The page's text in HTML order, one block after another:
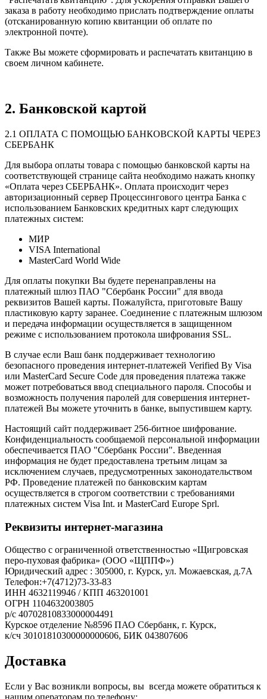
заказа в работу необходимо прислать подтверждение оплаты
(отсканированную копию квитанции об оплате по
электронной почте).
Также Вы можете сформировать и распечатать квитанцию в
своем личном кабинете.
2. Банковской картой
2.1 ОПЛАТА С ПОМОЩЬЮ БАНКОВСКОЙ КАРТЫ ЧЕРЕЗ
СБЕРБАНК
Для выбора оплаты товара с помощью банковской карты на
соответствующей странице сайта необходимо нажать кнопку
«Оплата через СБЕРБАНК». Оплата происходит через
авторизационный сервер Процессингового центра Банка с
использованием Банковских кредитных карт следующих
платежных систем:
МИР
VISA International
MasterCard World Wide
Для оплаты покупки Вы будете перенаправлены на
платежный шлюз ПАО "Сбербанк России" для ввода
реквизитов Вашей карты. Пожалуйста, приготовьте Вашу
пластиковую карту заранее. Соединение с платежным шлюзом
и передача информации осуществляется в защищенном
режиме с использованием протокола шифрования SSL.
В случае если Ваш банк поддерживает технологию
безопасного проведения интернет-платежей Verified By Visa
или MasterCard Secure Code для проведения платежа также
может потребоваться ввод специального пароля. Способы и
возможность получения паролей для совершения интернет-
платежей Вы можете уточнить в банке, выпустившем карту.
Настоящий сайт поддерживает 256-битное шифрование.
Конфиденциальность сообщаемой персональной информации
обеспечивается ПАО "Сбербанк России". Введенная
информация не будет предоставлена третьим лицам за
исключением случаев, предусмотренных законодательством
РФ. Проведение платежей по банковским картам
осуществляется в строгом соответствии с требованиями
платежных систем Visa Int. и MasterCard Europe Sprl.
Реквизиты интернет-магазина
Общество с ограниченной ответственностью «Щигровская
перо-пуховая фабрика» (ООО «ЩППФ»)
Юридический адрес : 305000, г. Курск, ул. Можаевская, д.7А
Телефон:+7(4712)73-33-83
ИНН 4632119946 / КПП 463201001
ОГРН 1104632003805
р/с 40702810833000004491
Курское отделение №8596 ПАО Сбербанк, г. Курск,
​к/сч 30101810300000000606, БИК 043807606
Доставка
Если у Вас возникли вопросы, вы всегда можете обратиться к
нашим операторам по телефону: